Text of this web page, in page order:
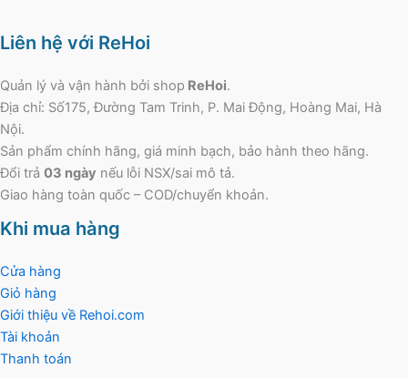
Liên hệ với ReHoi
Quản lý và vận hành bởi shop ReHoi.
Địa chỉ: Số175, Đường Tam Trinh, P. Mai Động, Hoàng Mai, Hà
Nội.
Sản phẩm chính hãng, giá minh bạch, bảo hành theo hãng.
Đổi trả 03 ngày nếu lỗi NSX/sai mô tả.
Giao hàng toàn quốc – COD/chuyển khoản.
Khi mua hàng
Cửa hàng
Giỏ hàng
Giới thiệu về Rehoi.com
Tài khoản
Thanh toán